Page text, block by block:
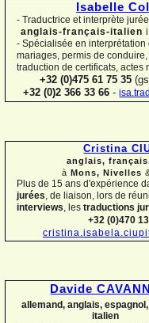
Isabelle
- Traductrice et interprète jurée
anglais-français-italien
- Spécialisée en interprétation
mariages, permis de
traduction de certificats, actes
+32 (0)475 61 75 35
+32 (0)2 366 33 66-
Cristina
anglais,
àMons, Nivelles
Plus de 15 ans d'expérience
jurées , de liaison, lors de
interviews , les traductions
+32 (0)470
Davide
allemand, anglais,
italien